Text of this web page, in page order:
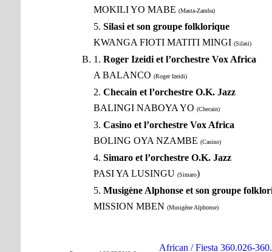
MOKILI YO MABE (Masta-Zamba)
5. Silasi et son groupe folklorique
KWANGA FIOTI MATITI MINGI (Silasi)
1. Roger Izeidi et l’orchestre Vox Africa
A BALANCO (Roger Izeidi)
2. Checain et l’orchestre O.K. Jazz
BALINGI NABOYA YO (Checain)
3. Casino et l’orchestre Vox Africa
BOLING OYA NZAMBE (Casino)
4. Simaro et l’orchestre O.K. Jazz
PASI YA LUSINGU (Simaro)
5. Musigène Alphonse et son groupe
MISSION MBEN (Musigène Alphonse)
African / Fiesta 360.026-